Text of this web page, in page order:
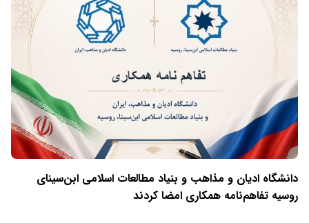
دانشگاه ادیان و مذاهب و بنیاد مطالعات اسلامی ابن‌سینای
روسیه تفاهم‌نامه همکاری امضا کردند